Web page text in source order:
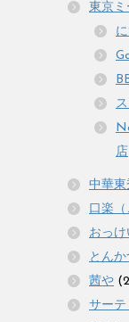
東京ミ
店
中華東
口楽（
おっ
とん
茜や
サー